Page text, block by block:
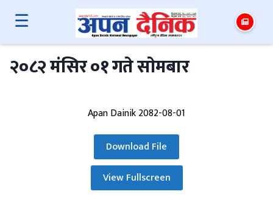
☰
२०८२ मंसिर ०१ गते साेमबार
Apan Dainik 2082-08-01
Download File
View Fullscreen